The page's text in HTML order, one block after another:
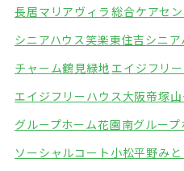
長居マリアヴィラ 総合ケアセ
シニアハウス笑楽東住吉シニ
チャーム鶴見緑地エイジフリ
エイジフリーハウス大阪帝塚山
グループホーム花園南グルー
ソーシャルコート小松平野みと